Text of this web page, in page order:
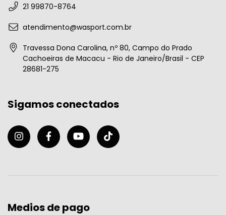
21 99870-8764
atendimento@wasport.com.br
Travessa Dona Carolina, nº 80, Campo do Prado
Cachoeiras de Macacu - Rio de Janeiro/Brasil - CEP
28681-275
Sigamos conectados
Medios de pago